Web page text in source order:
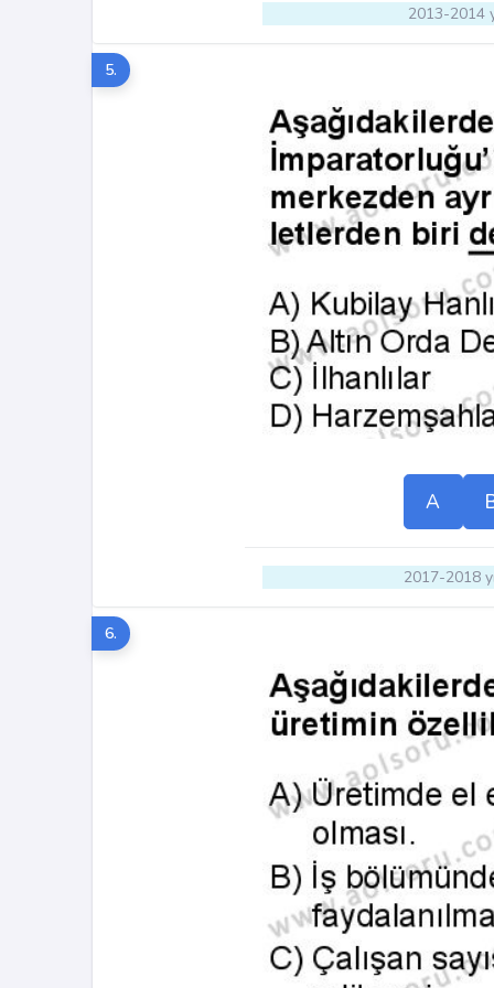
2013-2014
5.
A
2017-2018
6.